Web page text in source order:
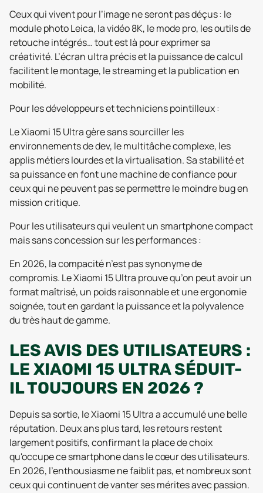
Ceux qui vivent pour l’image ne seront pas déçus : le
module photo Leica, la vidéo 8K, le mode pro, les outils de
retouche intégrés… tout est là pour exprimer sa
créativité. L’écran ultra précis et la puissance de calcul
facilitent le montage, le streaming et la publication en
mobilité.
Pour les développeurs et techniciens pointilleux :
Le Xiaomi 15 Ultra gère sans sourciller les
environnements de dev, le multitâche complexe, les
applis métiers lourdes et la virtualisation. Sa stabilité et
sa puissance en font une machine de confiance pour
ceux qui ne peuvent pas se permettre le moindre bug en
mission critique.
Pour les utilisateurs qui veulent un smartphone compact
mais sans concession sur les performances :
En 2026, la compacité n’est pas synonyme de
compromis. Le Xiaomi 15 Ultra prouve qu’on peut avoir un
format maîtrisé, un poids raisonnable et une ergonomie
soignée, tout en gardant la puissance et la polyvalence
du très haut de gamme.
LES AVIS DES UTILISATEURS :
LE XIAOMI 15 ULTRA SÉDUIT-
IL TOUJOURS EN 2026 ?
Depuis sa sortie, le Xiaomi 15 Ultra a accumulé une belle
réputation. Deux ans plus tard, les retours restent
largement positifs, confirmant la place de choix
qu'occupe ce smartphone dans le cœur des utilisateurs.
En 2026, l'enthousiasme ne faiblit pas, et nombreux sont
ceux qui continuent de vanter ses mérites avec passion.